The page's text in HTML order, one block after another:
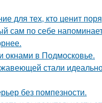
для тех, кто ценит
сам по себе
в Подмосковье.
стали
без помпезности.